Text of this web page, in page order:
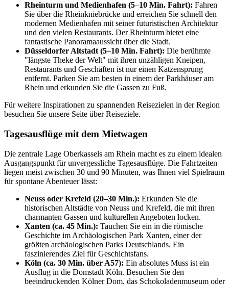
Rheinturm und Medienhafen (5–10 Min. Fahrt): Fahren
Sie über die Rheinkniebrücke und erreichen Sie schnell den
modernen Medienhafen mit seiner futuristischen Architektur
und den vielen Restaurants. Der Rheinturm bietet eine
fantastische Panoramaaussicht über die Stadt.
Düsseldorfer Altstadt (5–10 Min. Fahrt): Die berühmte
"längste Theke der Welt" mit ihren unzähligen Kneipen,
Restaurants und Geschäften ist nur einen Katzensprung
entfernt. Parken Sie am besten in einem der Parkhäuser am
Rhein und erkunden Sie die Gassen zu Fuß.
Für weitere Inspirationen zu spannenden Reisezielen in der Region
besuchen Sie unsere Seite über Reiseziele.
Tagesausflüge mit dem Mietwagen
Die zentrale Lage Oberkassels am Rhein macht es zu einem idealen
Ausgangspunkt für unvergessliche Tagesausflüge. Die Fahrtzeiten
liegen meist zwischen 30 und 90 Minuten, was Ihnen viel Spielraum
für spontane Abenteuer lässt:
Neuss oder Krefeld (20–30 Min.): Erkunden Sie die
historischen Altstädte von Neuss und Krefeld, die mit ihren
charmanten Gassen und kulturellen Angeboten locken.
Xanten (ca. 45 Min.): Tauchen Sie ein in die römische
Geschichte im Archäologischen Park Xanten, einer der
größten archäologischen Parks Deutschlands. Ein
faszinierendes Ziel für Geschichtsfans.
Köln (ca. 30 Min. über A57): Ein absolutes Muss ist ein
Ausflug in die Domstadt Köln. Besuchen Sie den
beeindruckenden Kölner Dom, das Schokoladenmuseum oder